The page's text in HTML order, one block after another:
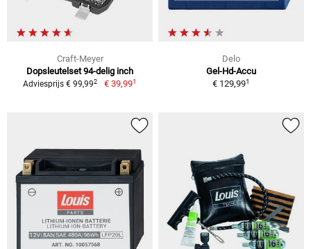
Craft-Meyer
Dopsleutelset 94-delig inch
Adviesprijs € 99,992 € 39,991
Delo
Gel-Hd-Accu
€ 129,991